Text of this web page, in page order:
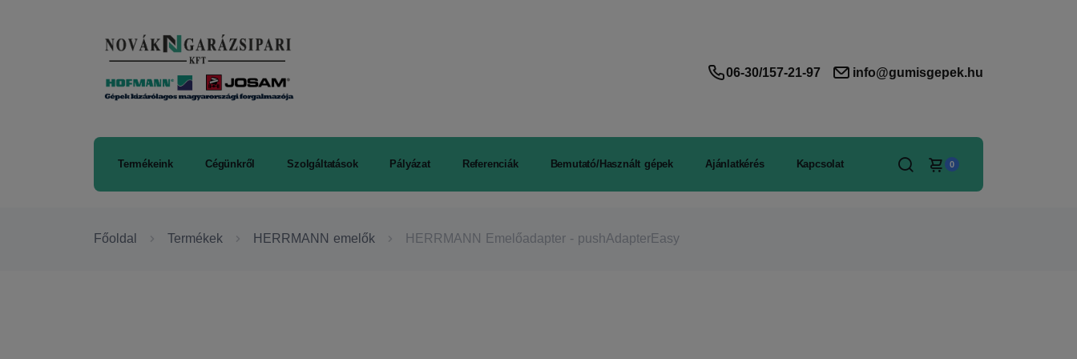
06-30/157-21-97 info@gumisgepek.hu
Termékeink Cégünkről Szolgáltatások Pályázat Referenciák Bemutató/Használt gépek Ajánlatkérés Kapcsolat 0
Főoldal Termékek HERRMANN emelők HERRMANN Emelőadapter - pushAdapterEasy